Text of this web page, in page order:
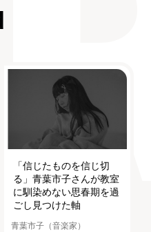
「信じたものを信じ切
る」青葉市子さんが教室
に馴染めない思春期を過
ごし見つけた軸
青葉市子（音楽家）